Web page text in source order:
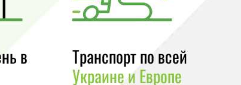
в
Транспорт по всей
Украине и Европе